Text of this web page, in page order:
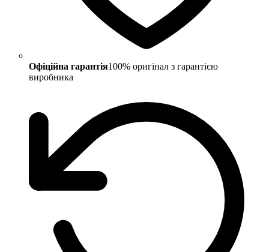
Офіційна гарантія100% оригінал з гарантією
виробника